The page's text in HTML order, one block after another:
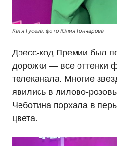
Катя Гусева, фото Юлия Гончарова
Дресс-код Премии был
дорожки — все оттенки
телеканала. Многие
явились в лилово-
Чеботина порхала в
цвета.